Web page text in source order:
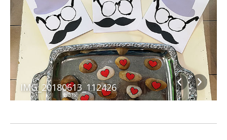
IMG_20180613_112426